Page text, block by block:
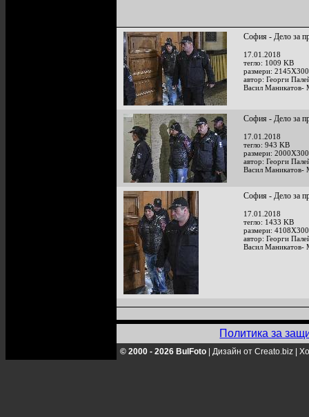
София - Дело за
17.01.2018
тегло: 1009 KB
размери:
автор: Георги
Васил Маникатов-
София - Дело за
17.01.2018
тегло: 943 KB
размери:
автор: Георги
Васил Маникатов-
София - Дело за
17.01.2018
тегло: 1433 KB
размери:
автор: Георги
Васил Маникатов-
Политика за
© 2000 - 2026 BulFoto Дизайн от Creato.biz